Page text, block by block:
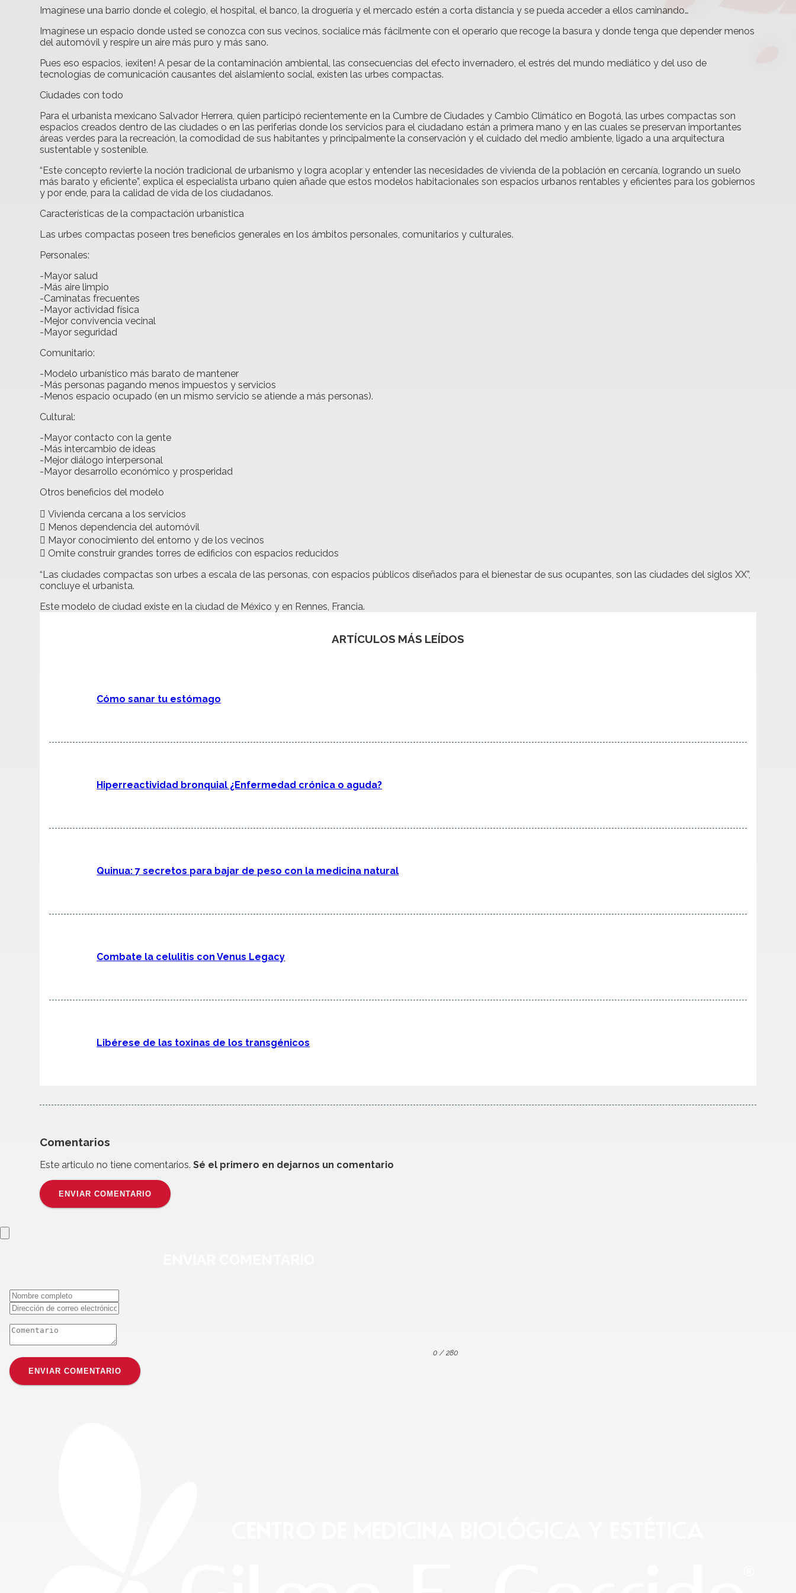
Imagínese una barrio donde el colegio, el hospital, el banco, la droguería y el mercado estén a corta distancia y se pueda acceder a ellos caminando…
Imagínese un espacio donde usted se conozca con sus vecinos, socialice más fácilmente con el operario que recoge la basura y donde tenga que depender menos
del automóvil y respire un aire más puro y más sano.
Pues eso espacios, ¡exiten! A pesar de la contaminación ambiental, las consecuencias del efecto invernadero, el estrés del mundo mediático y del uso de
tecnologías de comunicación causantes del aislamiento social, existen las urbes compactas.
Ciudades con todo
Para el urbanista mexicano Salvador Herrera, quien participó recientemente en la Cumbre de Ciudades y Cambio Climático en Bogotá, las urbes compactas son
espacios creados dentro de las ciudades o en las periferias donde los servicios para el ciudadano están a primera mano y en las cuales se preservan importantes
áreas verdes para la recreación, la comodidad de sus habitantes y principalmente la conservación y el cuidado del medio ambiente, ligado a una arquitectura
sustentable y sostenible.
“Este concepto revierte la noción tradicional de urbanismo y logra acoplar y entender las necesidades de vivienda de la población en cercanía, logrando un suelo
más barato y eficiente”, explica el especialista urbano quien añade que estos modelos habitacionales son espacios urbanos rentables y eficientes para los gobiernos
y por ende, para la calidad de vida de los ciudadanos.
Características de la compactación urbanística
Las urbes compactas poseen tres beneficios generales en los ámbitos personales, comunitarios y culturales.
Personales:
-Mayor salud
-Más aire limpio
-Caminatas frecuentes
-Mayor actividad física
-Mejor convivencia vecinal
-Mayor seguridad
Comunitario:
-Modelo urbanístico más barato de mantener
-Más personas pagando menos impuestos y servicios
-Menos espacio ocupado (en un mismo servicio se atiende a más personas).
Cultural:
-Mayor contacto con la gente
-Más intercambio de ideas
-Mejor diálogo interpersonal
-Mayor desarrollo económico y prosperidad
Otros beneficios del modelo
 Vivienda cercana a los servicios
 Menos dependencia del automóvil
 Mayor conocimiento del entorno y de los vecinos
 Omite construir grandes torres de edificios con espacios reducidos
“Las ciudades compactas son urbes a escala de las personas, con espacios públicos diseñados para el bienestar de sus ocupantes, son las ciudades del siglos XX”,
concluye el urbanista.
Este modelo de ciudad existe en la ciudad de México y en Rennes, Francia.
ARTÍCULOS MÁS LEÍDOS
Cómo sanar tu estómago
Hiperreactividad bronquial ¿Enfermedad crónica o aguda?
Quinua: 7 secretos para bajar de peso con la medicina natural
Combate la celulitis con Venus Legacy
Libérese de las toxinas de los transgénicos
Comentarios
Este articulo no tiene comentarios.Sé el primero en dejarnos un comentario
ENVIAR COMENTARIO
0 / 280
ENVIAR COMENTARIO